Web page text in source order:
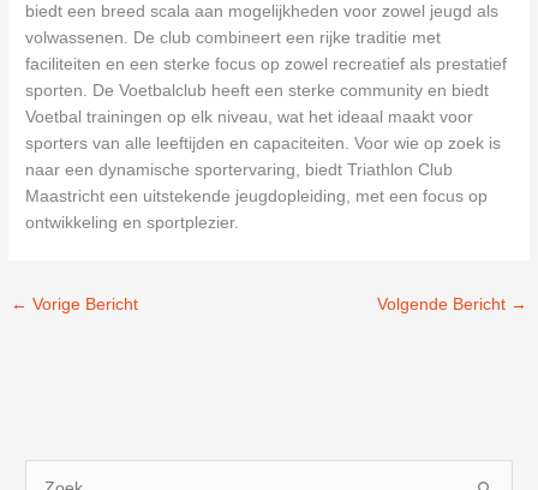
biedt een breed scala aan mogelijkheden voor zowel jeugd als
volwassenen. De club combineert een rijke traditie met
faciliteiten en een sterke focus op zowel recreatief als prestatief
sporten. De Voetbalclub heeft een sterke community en biedt
Voetbal trainingen op elk niveau, wat het ideaal maakt voor
sporters van alle leeftijden en capaciteiten. Voor wie op zoek is
naar een dynamische sportervaring, biedt Triathlon Club
Maastricht een uitstekende jeugdopleiding, met een focus op
ontwikkeling en sportplezier.
← Vorige Bericht Volgende Bericht →